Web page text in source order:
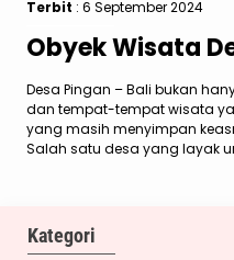
Terbit : 6 September 2024
Obyek Wisata
Desa Pingan – Bali bukan
dan tempat-tempat wisata
yang masih menyimpan
Salah satu desa yang layak
Kategori